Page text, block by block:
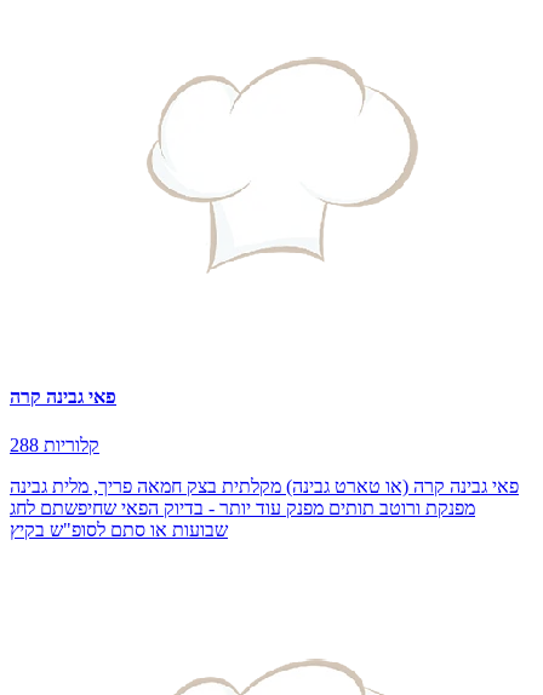
פאי גבינה קרה
288 קלוריות
פאי גבינה קרה (או טארט גבינה) מקלתית בצק חמאה פריך, מלית גבינה
מפנקת ורוטב תותים מפנק עוד יותר - בדיוק הפאי שחיפשתם לחג
שבועות או סתם לסופ"ש בקיץ